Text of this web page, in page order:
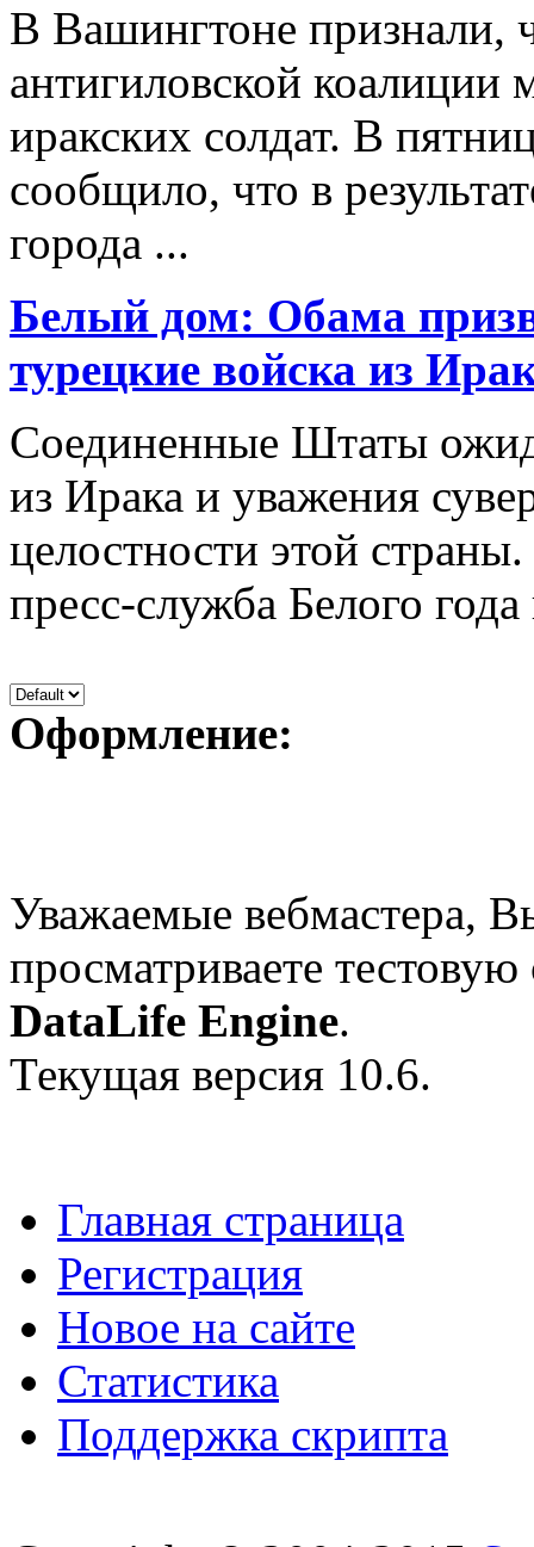
В Вашингтоне признали,
антигиловской коалиции
иракских солдат. В
сообщило, что в
города ...
Белый дом: Обама
турецкие войска из
Соединенные Штаты
из Ирака и уважения
целостности этой
пресс-служба Белого
Оформление:
Уважаемые вебмастера,
просматриваете
DataLife Engine.
Текущая версия 10.6.
Главная страница
Регистрация
Новое на сайте
Статистика
Поддержка скрипта